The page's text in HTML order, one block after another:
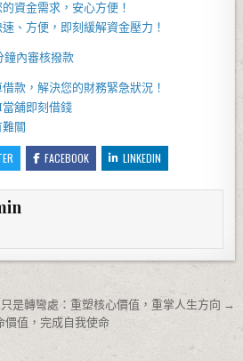
資金需求，安心方便！
速、方便，即刻緩解資金壓力！
鐘內審核撥款
借款，解決您的財務緊急狀況！
舖即刻借錢
關
FACEBOOK LINKEDIN
是轉彎處：重塑核心價值，重掌人生方向 →
值，完成自我使命